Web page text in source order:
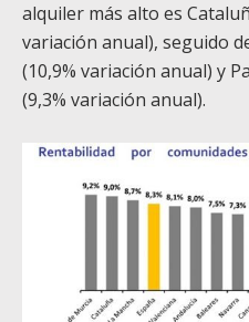
alquiler más alto es
variación anual), seguido
(10,9% variación anual) y
(9,3% variación anual).